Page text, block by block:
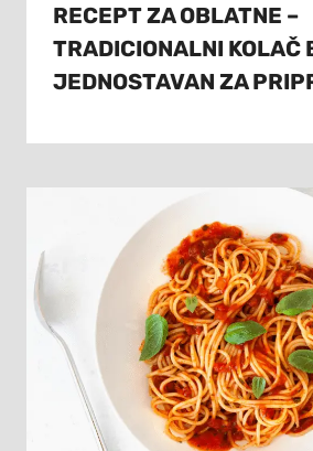
RECEPT ZA OBLATNE –
TRADICIONALNI KOLAČ
JEDNOSTAVAN ZA